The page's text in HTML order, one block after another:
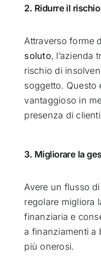
2. Ridurre il
Attraverso forme
soluto, l’azienda
rischio di
soggetto. Questo
vantaggioso in
presenza di
3. Migliorare la
Avere un flusso
regolare migliora
finanziaria e
a finanziamenti a
più onerosi.